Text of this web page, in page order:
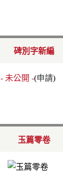
碑別字新編
- 未公開 -(申請)
玉篇零卷